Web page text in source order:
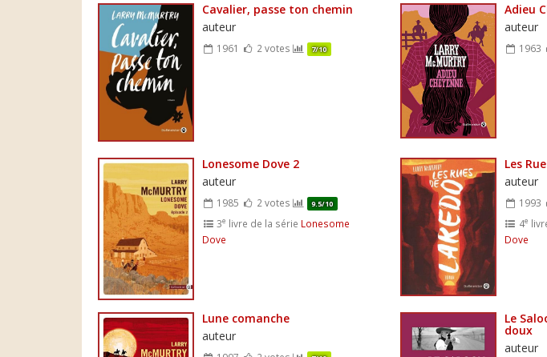
Cavalier, passe ton chemin
auteur
1961 2 votes 7/10
Adieu
auteur
1963
Lonesome Dove 2
auteur
1985 2 votes 9.5/10
3e livre de la série Lonesome
Dove
Les
auteur
1993
4e
Dove
Lune comanche
auteur
Le
doux
auteur